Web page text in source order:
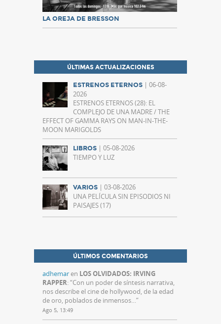
LA OREJA DE BRESSON
ÚLTIMAS ACTUALIZACIONES
ESTRENOS ETERNOS | 06-08-
2026
ESTRENOS ETERNOS (28): EL
COMPLEJO DE UNA MADRE / THE
EFFECT OF GAMMA RAYS ON MAN-IN-THE-
MOON MARIGOLDS
LIBROS | 05-08-2026
TIEMPO Y LUZ
VARIOS | 03-08-2026
UNA PELÍCULA SIN EPISODIOS NI
PAISAJES (17)
ÚLTIMOS COMENTARIOS
adhemaren LOS OLVIDADOS: IRVING
RAPPER: “Con un poder de síntesis narrativa,
nos describe el cine de hollywood, de la edad
de oro, poblados de inmensos…”
Ago 5, 13:49